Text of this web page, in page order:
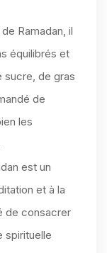
Ramadan, il
équilibrés et
sucre, de gras
de
les
est un
et à la
de consacrer
spirituelle